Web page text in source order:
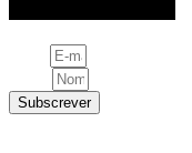
Subscrever